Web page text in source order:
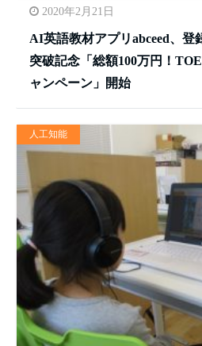
2020年2月21日
AI英語教材アプリabceed、登
突破記念「総額100万円！
ャンペーン」開始
人工知能